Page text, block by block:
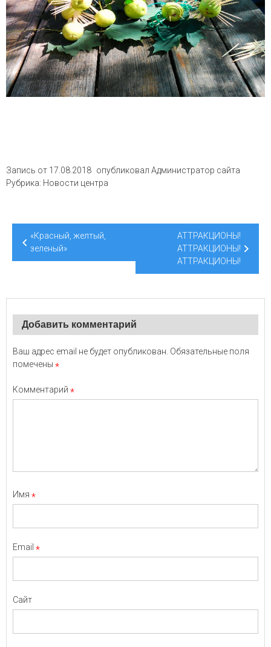
Запись от 17.08.2018 опубликовал Администратор сайта
Рубрика: Новости центра
Навигация
«Красный, желтый,
зеленый»
АТТРАКЦИОНЫ!
АТТРАКЦИОНЫ!
АТТРАКЦИОНЫ!
Добавить комментарий
Ваш адрес email не будет опубликован. Обязательные поля
помечены *
Комментарий *
Имя *
Email *
Сайт